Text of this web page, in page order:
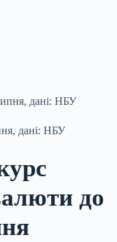
дані: НБУ
до